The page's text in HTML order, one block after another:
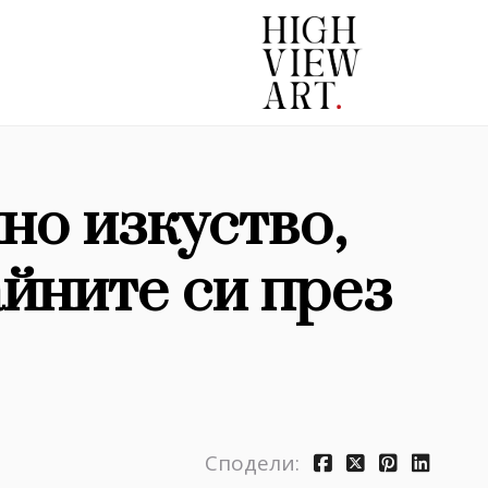
изкуство,
си през
Сподели: